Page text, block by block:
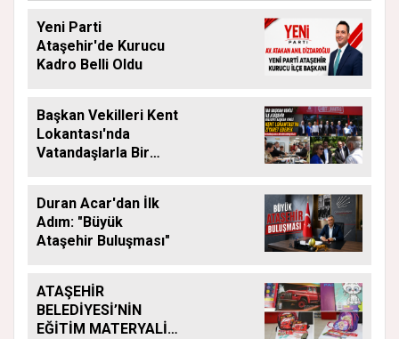
Yeni Parti
Ataşehir'de Kurucu
Kadro Belli Oldu
Başkan Vekilleri Kent
Lokantası'nda
Vatandaşlarla Bir
Duran Acar'dan İlk
Adım: "Büyük
Ataşehir Buluşması"
ATAŞEHİR
BELEDİYESİ’NİN
EĞİTİM MATERYALİ